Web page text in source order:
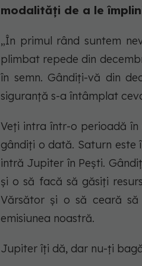
modalități de a le
„În primul rând suntem
plimbat repede din
în semn. Gândiți-vă din
siguranță s-a întâmplat
Veți intra într-o perioadă în
gândiți o dată. Saturn este
intră Jupiter în Pești.
și o să facă să găsiți
Vărsător și o să ceară să
emisiunea noastră.
Jupiter îți dă, dar nu-ți